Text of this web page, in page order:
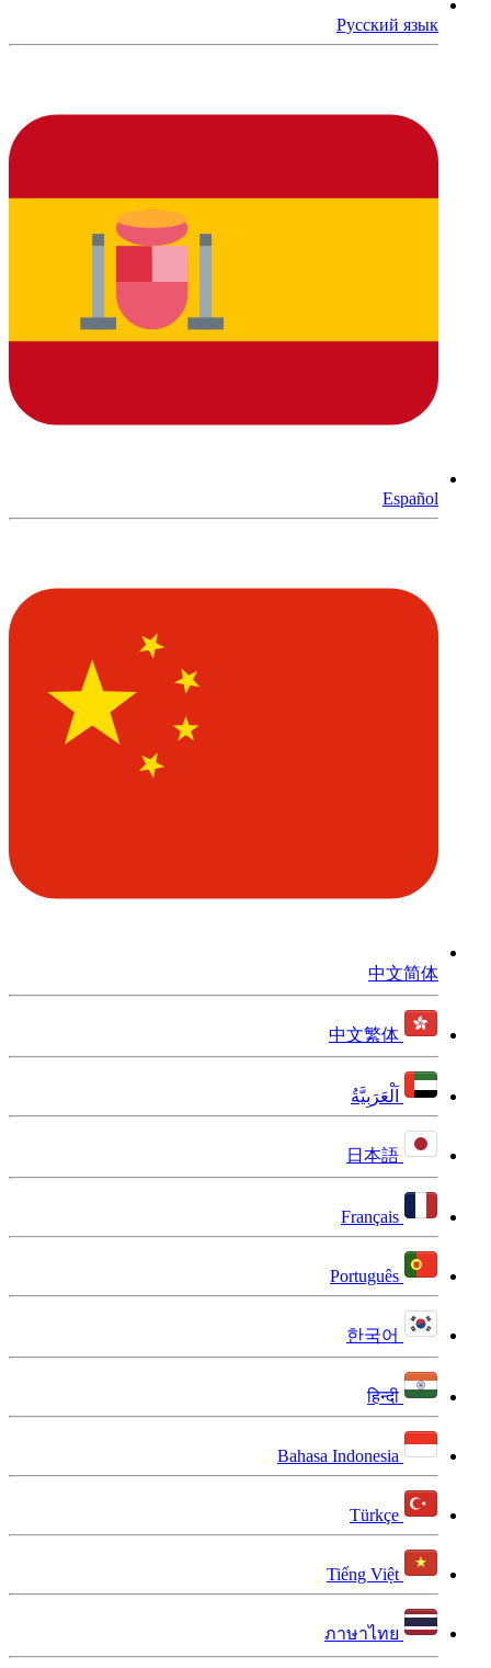
Русский язык
Español
中文简体
中文繁体
اَلْعَرَبِيَّةُ
日本語
Français
Português
한국어
हिन्दी
Bahasa Indonesia
Türkçe
Tiếng Việt
ภาษาไทย